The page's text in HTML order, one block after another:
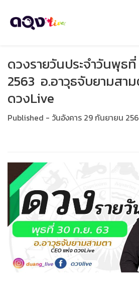
ดวงรายวันประจำวันพุธ
2563 อ.อาวุธจับยามสา
ดวงLive
Published - วันอังคาร 29 กันยายน